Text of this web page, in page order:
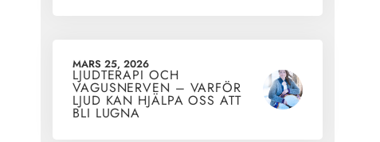
MARS 25, 2026
LJUDTERAPI OCH
VAGUSNERVEN – VARFÖR
LJUD KAN HJÄLPA OSS ATT
BLI LUGNA